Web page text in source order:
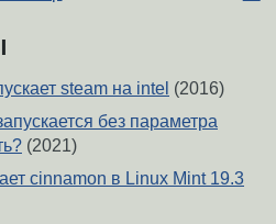
steam на intel (2016)
без параметра
(2021)
cinnamon в Linux Mint 19.3